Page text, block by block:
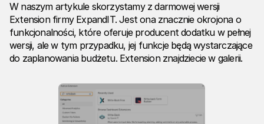
W naszym artykule skorzystamy z darmowej wersji
Extension firmy ExpandIT. Jest ona znacznie okrojona o
funkcjonalności, które oferuje producent dodatku w pełnej
wersji, ale w tym przypadku, jej funkcje będą wystarczające
do zaplanowania budżetu. Extension znajdziecie w galerii.